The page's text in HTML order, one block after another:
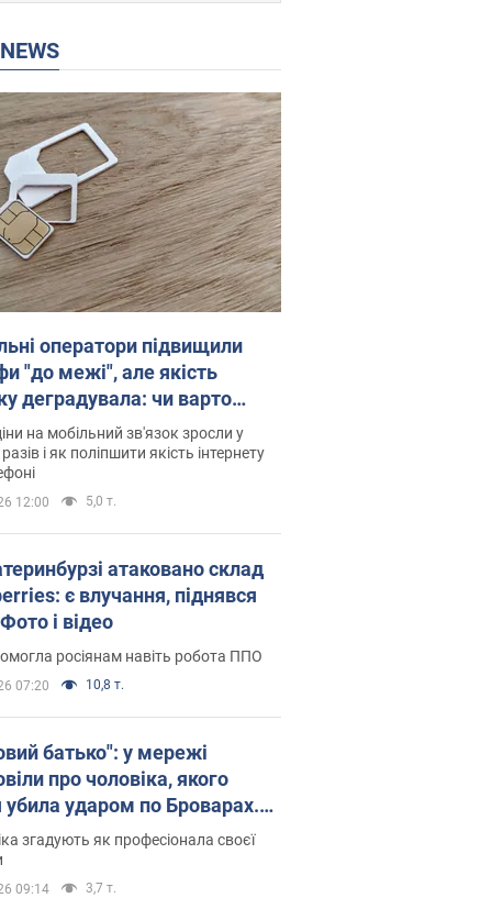
NEWS
оператори підвищили
"до межі", але якість
деградувала: чи варто
на ціни
на мобільний зв'язок зросли у
і як поліпшити якість інтернету
12:00 5,0 т.
атаковано склад
є влучання, піднявся
і відео
росіянам навіть робота ППО
07:20 10,8 т.
батько": у мережі
про чоловіка, якого
убила ударом по Броварах.
згадують як професіонала своєї
09:14 3,7 т.